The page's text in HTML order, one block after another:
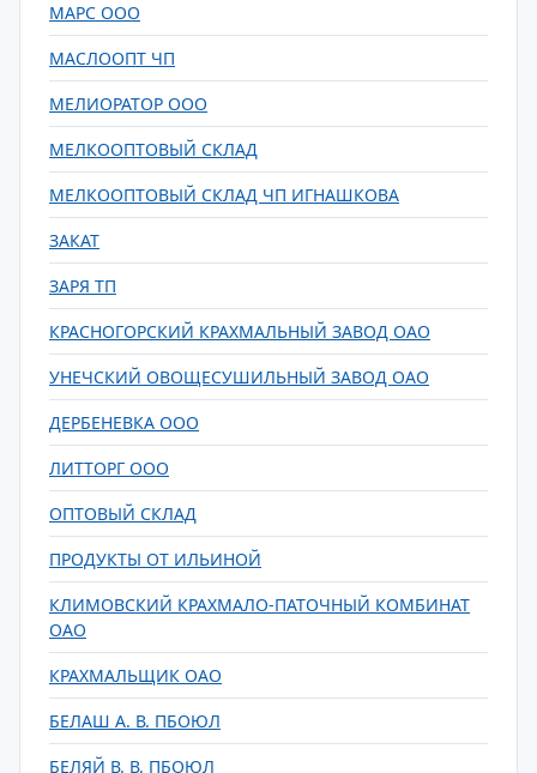
МАРС ООО
МАСЛООПТ ЧП
МЕЛИОРАТОР ООО
МЕЛКООПТОВЫЙ СКЛАД
МЕЛКООПТОВЫЙ СКЛАД ЧП ИГНАШКОВА
ЗАКАТ
ЗАРЯ ТП
КРАСНОГОРСКИЙ КРАХМАЛЬНЫЙ ЗАВОД ОАО
УНЕЧСКИЙ ОВОЩЕСУШИЛЬНЫЙ ЗАВОД ОАО
ДЕРБЕНЕВКА ООО
ЛИТТОРГ ООО
ОПТОВЫЙ СКЛАД
ПРОДУКТЫ ОТ ИЛЬИНОЙ
КЛИМОВСКИЙ КРАХМАЛО-ПАТОЧНЫЙ КОМБИНАТ
ОАО
КРАХМАЛЬЩИК ОАО
БЕЛАШ А. В. ПБОЮЛ
БЕЛЯЙ В. В. ПБОЮЛ